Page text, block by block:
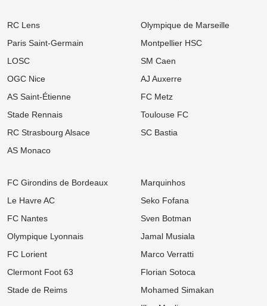
Mercato OM : Un rival de Ligue 1 s'immisce dans le dossier Ilan
FC Nantes : Une statistique effrayante plane sur la première
journée des hommes de Der Zakarian
06/08 Ligue 1
turque !
06/08 Ligue 1
Mercato Rennes : « Ce n’est pas mon style », un flop estival flingue
OL : Effectif à retoucher, latéraux ciblés... Le mercato lyonnais
s'embrase avant le retour contre le Sparta Prague
06/08 Ligue 2
s'enflamme pour les ex-Verts !
06/08 Ligue 1
Mercato LOSC : Feyenoord repousse les offensives lilloises pour
son prodige néerlandais
RC Lens
Paris Saint-Germain
LOSC
OGC Nice
AS Saint-Étienne
Stade Rennais
RC Strasbourg Alsace
AS Monaco
Olympique de Marseille
Montpellier HSC
SM Caen
AJ Auxerre
FC Metz
Toulouse FC
SC Bastia
FC Girondins de Bordeaux
Le Havre AC
FC Nantes
Olympique Lyonnais
FC Lorient
Clermont Foot 63
Stade de Reims
Marquinhos
Seko Fofana
Sven Botman
Jamal Musiala
Marco Verratti
Florian Sotoca
Mohamed Simakan